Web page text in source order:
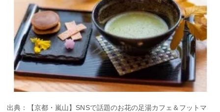
出典：【京都・嵐山】SNSで話題のお花の足湯カフェ＆フットマ